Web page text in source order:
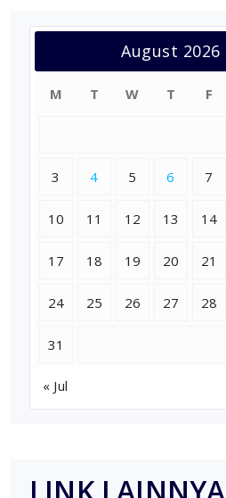
August 2026
M T W T F
3 4 5 6 7
10 11 12 13 14
17 18 19 20 21
24 25 26 27 28
31
« Jul
LINK LAINNYA